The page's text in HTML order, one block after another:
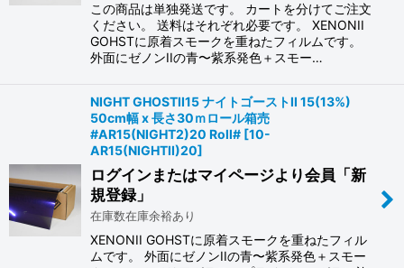
この商品は単独発送です。 カートを分けてご注文
ください。 送料はそれぞれ必要です。 XENONII
GOHSTに原着スモークを重ねたフィルムです。
外面にゼノンIIの青〜紫系発色＋スモー…
NIGHT GHOSTII15 ナイトゴーストII 15(13%)
50cm幅 x 長さ30ｍロール箱売
#AR15(NIGHT2)20 Roll# [10-
AR15(NIGHTII)20]
ログインまたはマイページより会員「新
規登録」
在庫数在庫余裕あり
XENONII GOHSTに原着スモークを重ねたフィル
ムです。 外面にゼノンIIの青〜紫系発色＋スモー